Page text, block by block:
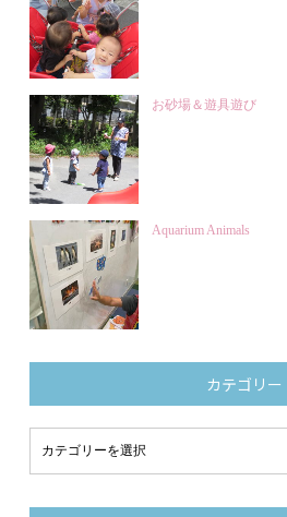
お砂場＆遊具遊び
Aquarium Animals
カテゴリー